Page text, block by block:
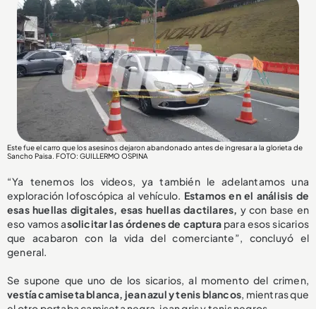
Este fue el carro que los asesinos dejaron abandonado antes de ingresar a la glorieta de
Sancho Paisa. FOTO: GUILLERMO OSPINA
“Ya tenemos los videos, ya también le adelantamos una
exploración lofoscópica al vehículo. Estamos en el análisis de
esas huellas digitales, esas huellas dactilares, y con base en
eso vamos asolicitar las órdenes de captura para esos sicarios
que acabaron con la vida del comerciante”, concluyó el
general.
Se supone que uno de los sicarios, al momento del crimen,
vestía camiseta blanca, jean azul y tenis blancos, mientras que